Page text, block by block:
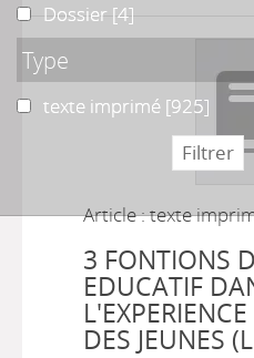
Article : texte
3 FONTIONS
EDUCATIF
DES JEUNES
Dossier
Dossier [4]
Type
texte imprimé
texte imprimé [925]